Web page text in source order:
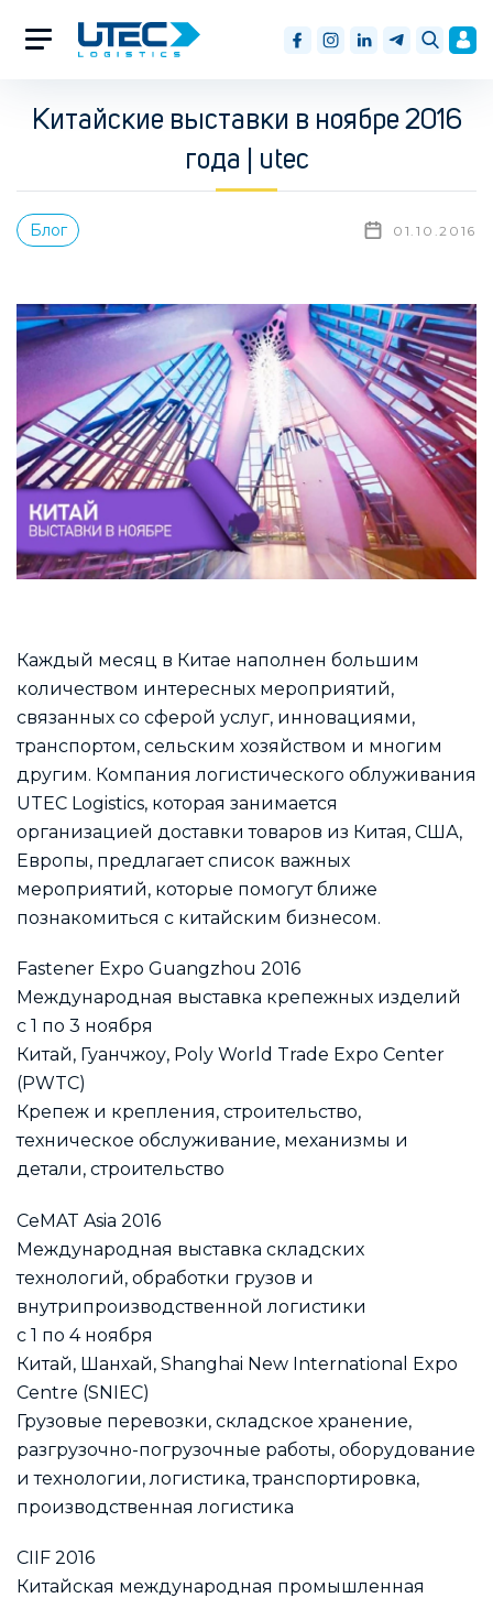
Китайские выставки в ноябре 2016
года | utec
Блог 01.10.2016
Каждый месяц в Китае наполнен большим
количеством интересных мероприятий,
связанных со сферой услуг, инновациями,
транспортом, сельским хозяйством и многим
другим. Компания логистического облуживания
UTEC Logistics, которая занимается
организацией доставки товаров из Китая, США,
Европы, предлагает список важных
мероприятий, которые помогут ближе
познакомиться с китайским бизнесом.
Fastener Expo Guangzhou 2016
Международная выставка крепежных изделий
с 1 по 3 ноября
Китай, Гуанчжоу, Poly World Trade Expo Center
(PWTC)
Крепеж и крепления, строительство,
техническое обслуживание, механизмы и
детали, строительство
CeMAT Asia 2016
Международная выставка складских
технологий, обработки грузов и
внутрипроизводственной логистики
с 1 по 4 ноября
Китай, Шанхай, Shanghai New International Expo
Centre (SNIEC)
Грузовые перевозки, складское хранение,
разгрузочно-погрузочные работы, оборудование
и технологии, логистика, транспортировка,
производственная логистика
CIIF 2016
Китайская международная промышленная